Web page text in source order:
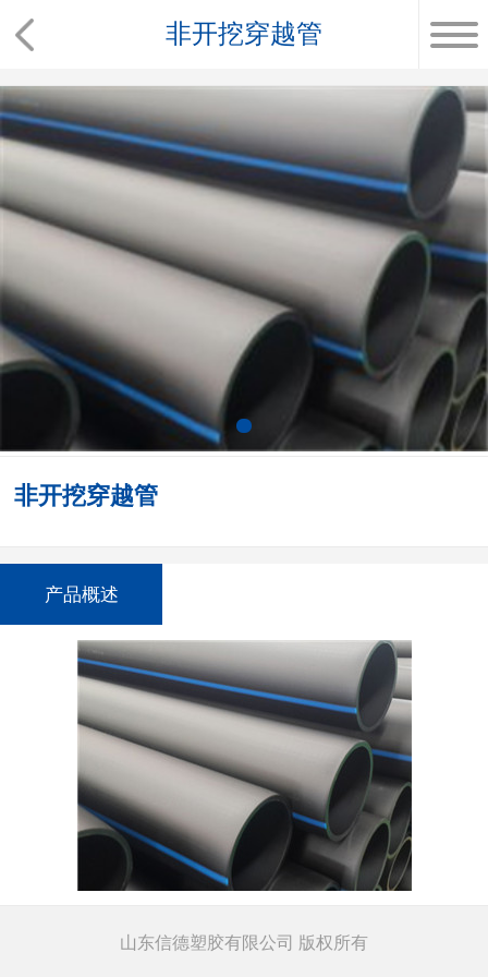
非开挖穿越管
非开挖穿越管
产品概述
山东信德塑胶有限公司 版权所有